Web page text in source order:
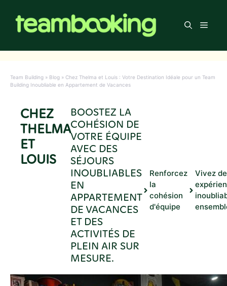
contenu
Menu
Team Building » Blog » Chez Thelma et Louis : Votre Destination Idéale pour un Team
Building Inoubliable en Appartement de Vacances
CHEZ
THELMA
ET
LOUIS
BOOSTEZ LA
COHÉSION DE
VOTRE ÉQUIPE
AVEC DES
SÉJOURS
INOUBLIABLES
EN
APPARTEMENT
DE VACANCES
ET DES
ACTIVITÉS DE
PLEIN AIR SUR
MESURE.
Renforcez
la
cohésion
d'équipe
Vivez